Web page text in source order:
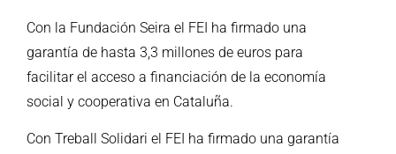
Con la Fundación Seira el FEI ha firmado una
garantía de hasta 3,3 millones de euros para
facilitar el acceso a financiación de la economía
social y cooperativa en Cataluña.
Con Treball Solidari el FEI ha firmado una garantía